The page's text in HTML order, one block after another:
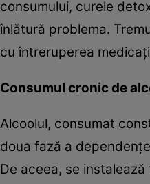
consumului, curele
înlătură problema.
cu întreruperea
Consumul cronic de
Alcoolul, consumat
doua fază a
De aceea, se